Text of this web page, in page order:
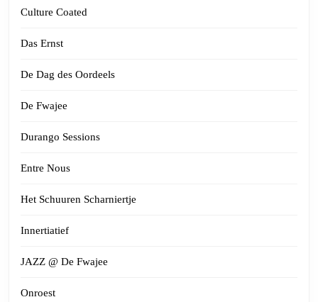
Culture Coated
Das Ernst
De Dag des Oordeels
De Fwajee
Durango Sessions
Entre Nous
Het Schuuren Scharniertje
Innertiatief
JAZZ @ De Fwajee
Onroest